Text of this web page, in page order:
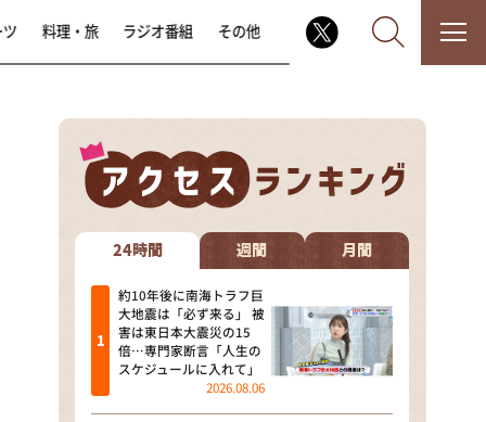
なるみ・岡村の過ぎるTV
相席食堂
これ余談なんですけど・・・
～人生密着トークバラエティ！
～ やすとものいたって真剣です
探偵！ナイトスクープ
料理・旅 ラジオ番組 その他
24時間 週間 月間
約10年後に南海トラフ巨
大地震は「必ず来る」 被
害は東日本大震災の15
倍…専門家断言「人生の
スケジュールに入れて」
2026.08.06